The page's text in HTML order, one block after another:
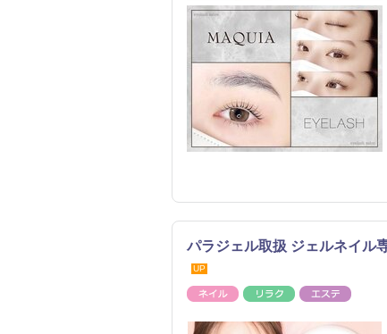
パラジェル取扱 ジェルネイル
UP
ネイル リラク